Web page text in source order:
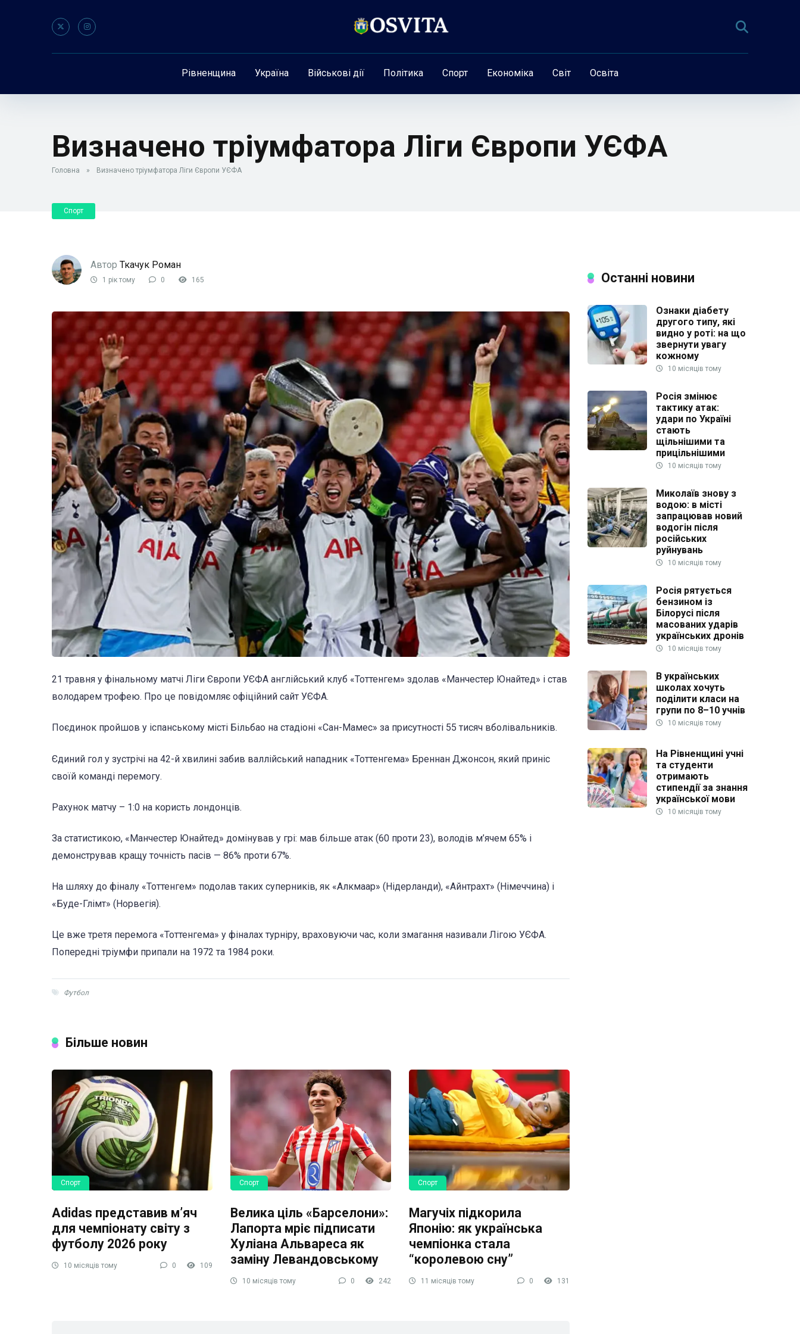
Рівненщина Україна Військові дії Політика Спорт Економіка Світ Освіта
Визначено тріумфатора Ліги Європи УЄФА
Головна » Визначено тріумфатора Ліги Європи УЄФА
Спорт
Автор Ткачук Роман
1 рік тому 0 165
21 травня у фінальному матчі Ліги Європи УЄФА англійський клуб «Тоттенгем» здолав «Манчестер Юнайтед» і став
володарем трофею. Про це повідомляє офіційний сайт УЄФА.
Поєдинок пройшов у іспанському місті Більбао на стадіоні «Сан-Мамес» за присутності 55 тисяч вболівальників.
Єдиний гол у зустрічі на 42-й хвилині забив валлійський нападник «Тоттенгема» Бреннан Джонсон, який приніс
своїй команді перемогу.
Рахунок матчу – 1:0 на користь лондонців.
За статистикою, «Манчестер Юнайтед» домінував у грі: мав більше атак (60 проти 23), володів м’ячем 65% і
демонстрував кращу точність пасів — 86% проти 67%.
На шляху до фіналу «Тоттенгем» подолав таких суперників, як «Алкмаар» (Нідерланди), «Айнтрахт» (Німеччина) і
«Буде-Глімт» (Норвегія).
Це вже третя перемога «Тоттенгема» у фіналах турніру, враховуючи час, коли змагання називали Лігою УЄФА.
Попередні тріумфи припали на 1972 та 1984 роки.
Футбол
Більше новин
Спорт
Adidas представив м’яч
для чемпіонату світу з
футболу 2026 року
10 місяців тому 0 109
Спорт
Велика ціль «Барселони»:
Лапорта мріє підписати
Хуліана Альвареса як
заміну Левандовському
10 місяців тому 0 242
Спорт
Магучіх підкорила
Японію: як українська
чемпіонка стала
“королевою сну”
11 місяців тому 0 131
Останні новини
Ознаки діабету
другого типу, які
видно у роті: на що
звернути увагу
кожному
10 місяців тому
Росія змінює
тактику атак:
удари по Україні
стають
щільнішими та
прицільнішими
10 місяців тому
Миколаїв знову з
водою: в місті
запрацював новий
водогін після
російських
руйнувань
10 місяців тому
Росія рятується
бензином із
Білорусі після
масованих ударів
українських дронів
10 місяців тому
В українських
школах хочуть
поділити класи на
групи по 8–10 учнів
10 місяців тому
На Рівненщині учні
та студенти
отримають
стипендії за знання
української мови
10 місяців тому